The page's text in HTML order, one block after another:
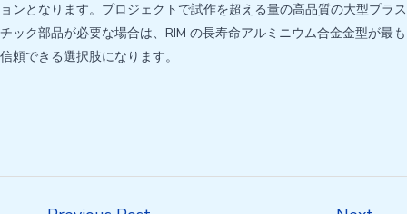
ョンとなります。プロジェクトで試作を超える量の高品質の大型プラス
チック部品が必要な場合は、RIM の長寿命アルミニウム合金金型が最も
信頼できる選択肢になります。